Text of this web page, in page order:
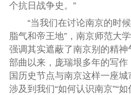
个抗日战争史。”
“当我们在讨论南京的时
脂气和帝王地”，南京师范大
强调其实遮蔽了南京别的精神
部曲以来，庞瑞垠多年的写作
国历史节点与南京这样一座
涉及到我们“如何认识南京”“